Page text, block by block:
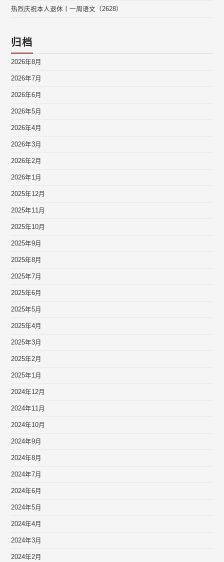
热烈庆祝本人退休丨一周语文（2628）
归档
2026年8月
2026年7月
2026年6月
2026年5月
2026年4月
2026年3月
2026年2月
2026年1月
2025年12月
2025年11月
2025年10月
2025年9月
2025年8月
2025年7月
2025年6月
2025年5月
2025年4月
2025年3月
2025年2月
2025年1月
2024年12月
2024年11月
2024年10月
2024年9月
2024年8月
2024年7月
2024年6月
2024年5月
2024年4月
2024年3月
2024年2月